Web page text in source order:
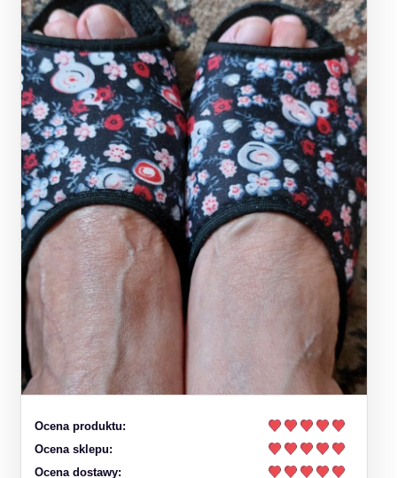
Ocena produktu:
Ocena sklepu:
Ocena dostawy: